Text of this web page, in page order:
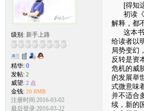
级别: 新手上路
精华: 0
发帖: 2
威望: 2 点
金钱: 20 RMB
注册时间:2016-03-02
最后登录:2016-03-22
[得知这
初读《
解释，都
这本书
给读者以
局势变幻
反转是资
危机的威
的发展举
式微意味
并不适合
续，新的